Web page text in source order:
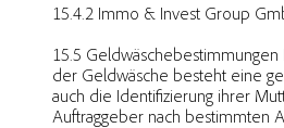
15.4.2 Immo & Invest Group
15.5
der Geldwäsche besteht eine
auch die Identifizierung ihrer
Auftraggeber nach bestimmten